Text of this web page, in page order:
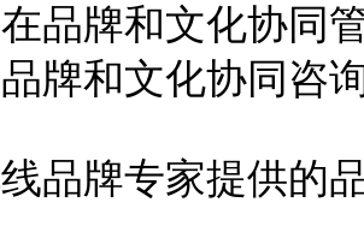
品牌和文化协同
牌和文化协同咨
品牌专家提供的